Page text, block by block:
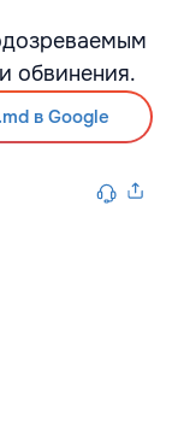
обвинения.
в Google